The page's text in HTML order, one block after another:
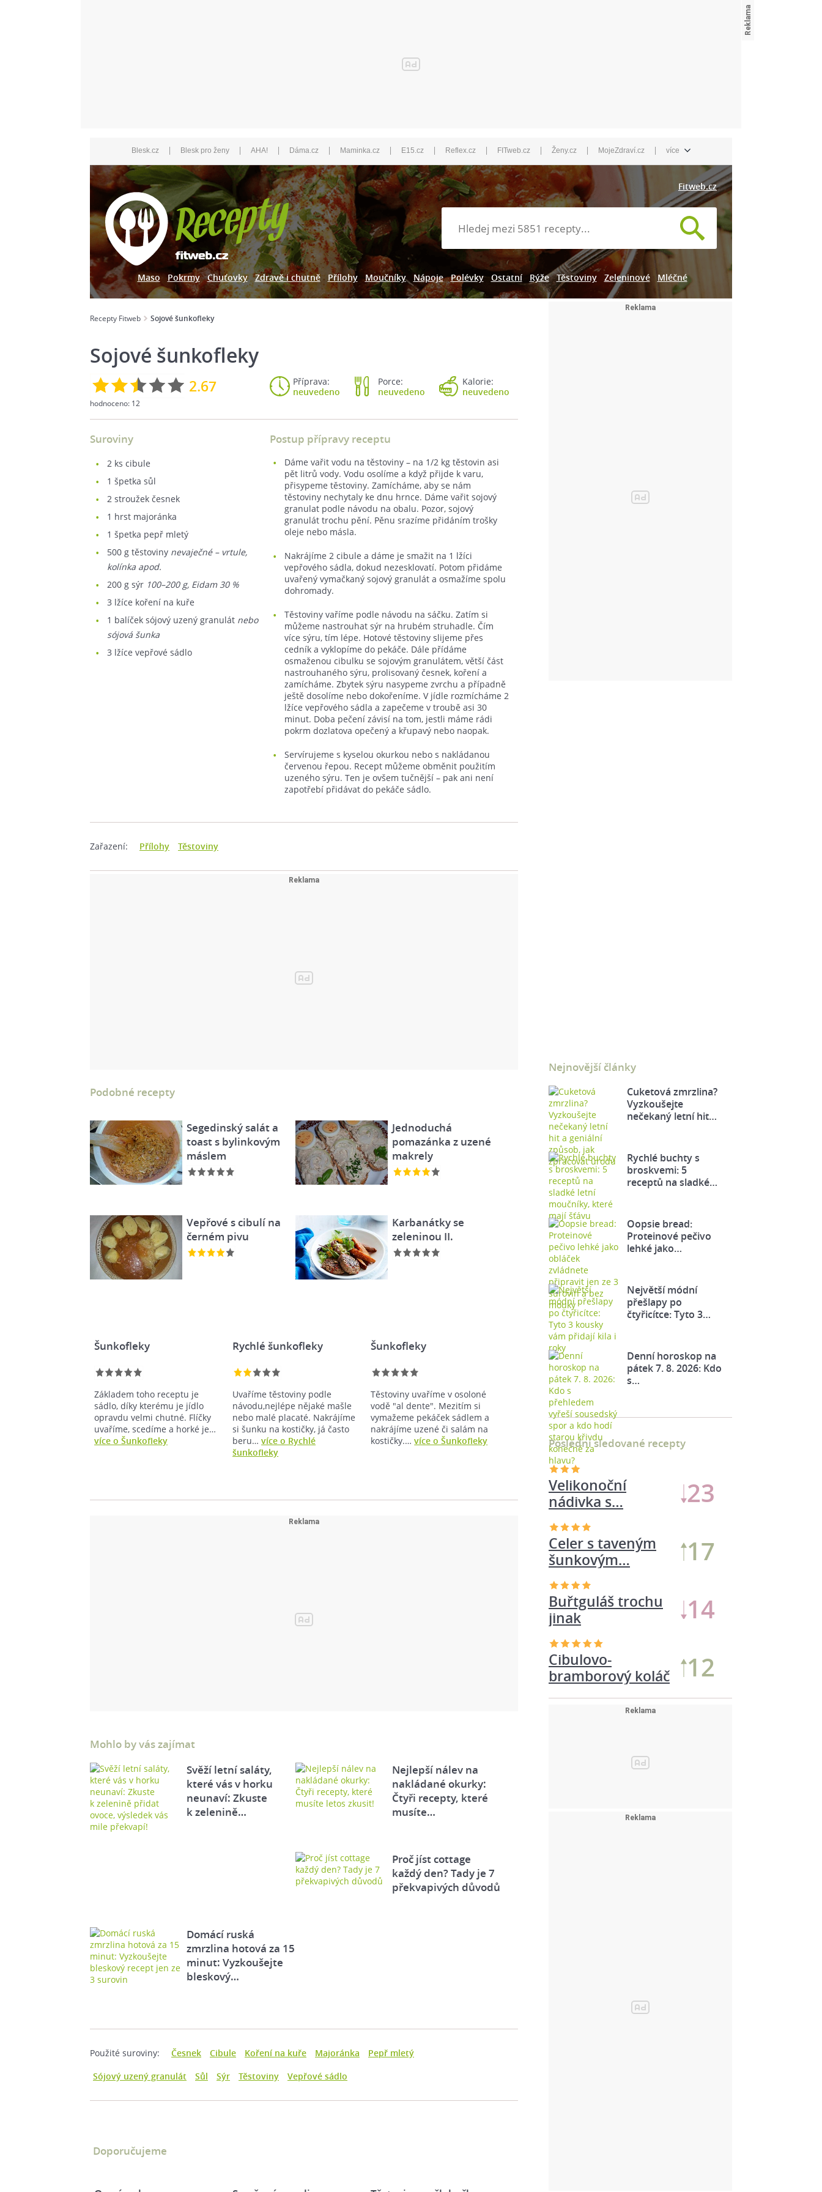
Blesk.cz | Blesk pro ženy | AHA! | Dáma.cz | Maminka.cz | E15.cz | Reflex.cz | FITweb.cz | Ženy.cz | MojeZdraví.cz | více
Fitweb.cz
Maso Pokrmy Chuťovky Zdravě i chutně Přílohy Moučníky Nápoje Polévky Ostatní Rýže Těstoviny Zeleninové Mléčné
Recepty Fitweb Sojové šunkofleky
Sojové šunkofleky
2.67
hodnoceno: 12
Příprava:
neuvedeno
Porce:
neuvedeno
Kalorie:
neuvedeno
Suroviny
2 ks cibule
1 špetka sůl
2 stroužek česnek
1 hrst majoránka
1 špetka pepř mletý
500 g těstoviny nevaječné – vrtule,
kolínka apod.
200 g sýr 100–200 g, Eidam 30 %
3 lžíce koření na kuře
1 balíček sójový uzený granulát nebo
sójová šunka
3 lžíce vepřové sádlo
Postup přípravy receptu
Dáme vařit vodu na těstoviny – na 1/2 kg těstovin asi
pět litrů vody. Vodu osolíme a když přijde k varu,
přisypeme těstoviny. Zamícháme, aby se nám
těstoviny nechytaly ke dnu hrnce. Dáme vařit sojový
granulat podle návodu na obalu. Pozor, sojový
granulát trochu pění. Pěnu srazíme přidáním trošky
oleje nebo másla.
Nakrájíme 2 cibule a dáme je smažit na 1 lžíci
vepřového sádla, dokud nezesklovatí. Potom přidáme
uvařený vymačkaný sojový granulát a osmažíme spolu
dohromady.
Těstoviny vaříme podle návodu na sáčku. Zatím si
můžeme nastrouhat sýr na hrubém struhadle. Čím
více sýru, tím lépe. Hotové těstoviny slijeme přes
cedník a vyklopíme do pekáče. Dále přídáme
osmaženou cibulku se sojovým granulátem, větší část
nastrouhaného sýru, prolisovaný česnek, koření a
zamícháme. Zbytek sýru nasypeme zvrchu a případně
ještě dosolíme nebo dokořeníme. V jídle rozmícháme 2
lžíce vepřového sádla a zapečeme v troubě asi 30
minut. Doba pečení závisí na tom, jestli máme rádi
pokrm dozlatova opečený a křupavý nebo naopak.
Servírujeme s kyselou okurkou nebo s nakládanou
červenou řepou. Recept můžeme obměnit použitím
uzeného sýru. Ten je ovšem tučnější – pak ani není
zapotřebí přidávat do pekáče sádlo.
Zařazení: Přílohy Těstoviny
Podobné recepty
Segedinský salát a
toast s bylinkovým
máslem
Jednoduchá
pomazánka z uzené
makrely
Vepřové s cibulí na
černém pivu
Karbanátky se
zeleninou II.
Šunkofleky
Základem toho receptu je
sádlo, díky kterému je jídlo
opravdu velmi chutné. Flíčky
uvaříme, scedíme a horké je…
více o Šunkofleky
Rychlé šunkofleky
Uvaříme těstoviny podle
návodu,nejlépe nějaké mašle
nebo malé placaté. Nakrájíme
si šunku na kostičky, já často
beru…více o Rychlé
šunkofleky
Šunkofleky
Těstoviny uvaříme v osoloné
vodě "al dente". Mezitím si
vymažeme pekáček sádlem a
nakrájíme uzené či salám na
kostičky.…více o Šunkofleky
Mohlo by vás zajímat
Svěží letní saláty,
které vás v horku
neunaví: Zkuste
k zelenině…
Nejlepší nálev na
nakládané okurky:
Čtyři recepty, které
musíte…
Proč jíst cottage
každý den? Tady je 7
překvapivých důvodů
Domácí ruská
zmrzlina hotová za 15
minut: Vyzkoušejte
bleskový…
Použité suroviny: Česnek Cibule Koření na kuře Majoránka
Pepř mletý
Sójový uzený granulát
Sůl Sýr Těstoviny Vepřové sádlo
Doporučujeme
Nejnovější články
Cuketová zmrzlina?
Vyzkoušejte
nečekaný letní hit…
Rychlé buchty s
broskvemi: 5
receptů na sladké…
Oopsie bread:
Proteinové pečivo
lehké jako…
Největší módní
přešlapy po
čtyřicítce: Tyto 3…
Denní horoskop na
pátek 7. 8. 2026: Kdo
s…
Poslední sledované recepty
Buřtguláš trochu
jinak
14
Celer s taveným
šunkovým…
17
Cibulovo-
bramborový koláč
12
Velikonoční
nádivka s…
23